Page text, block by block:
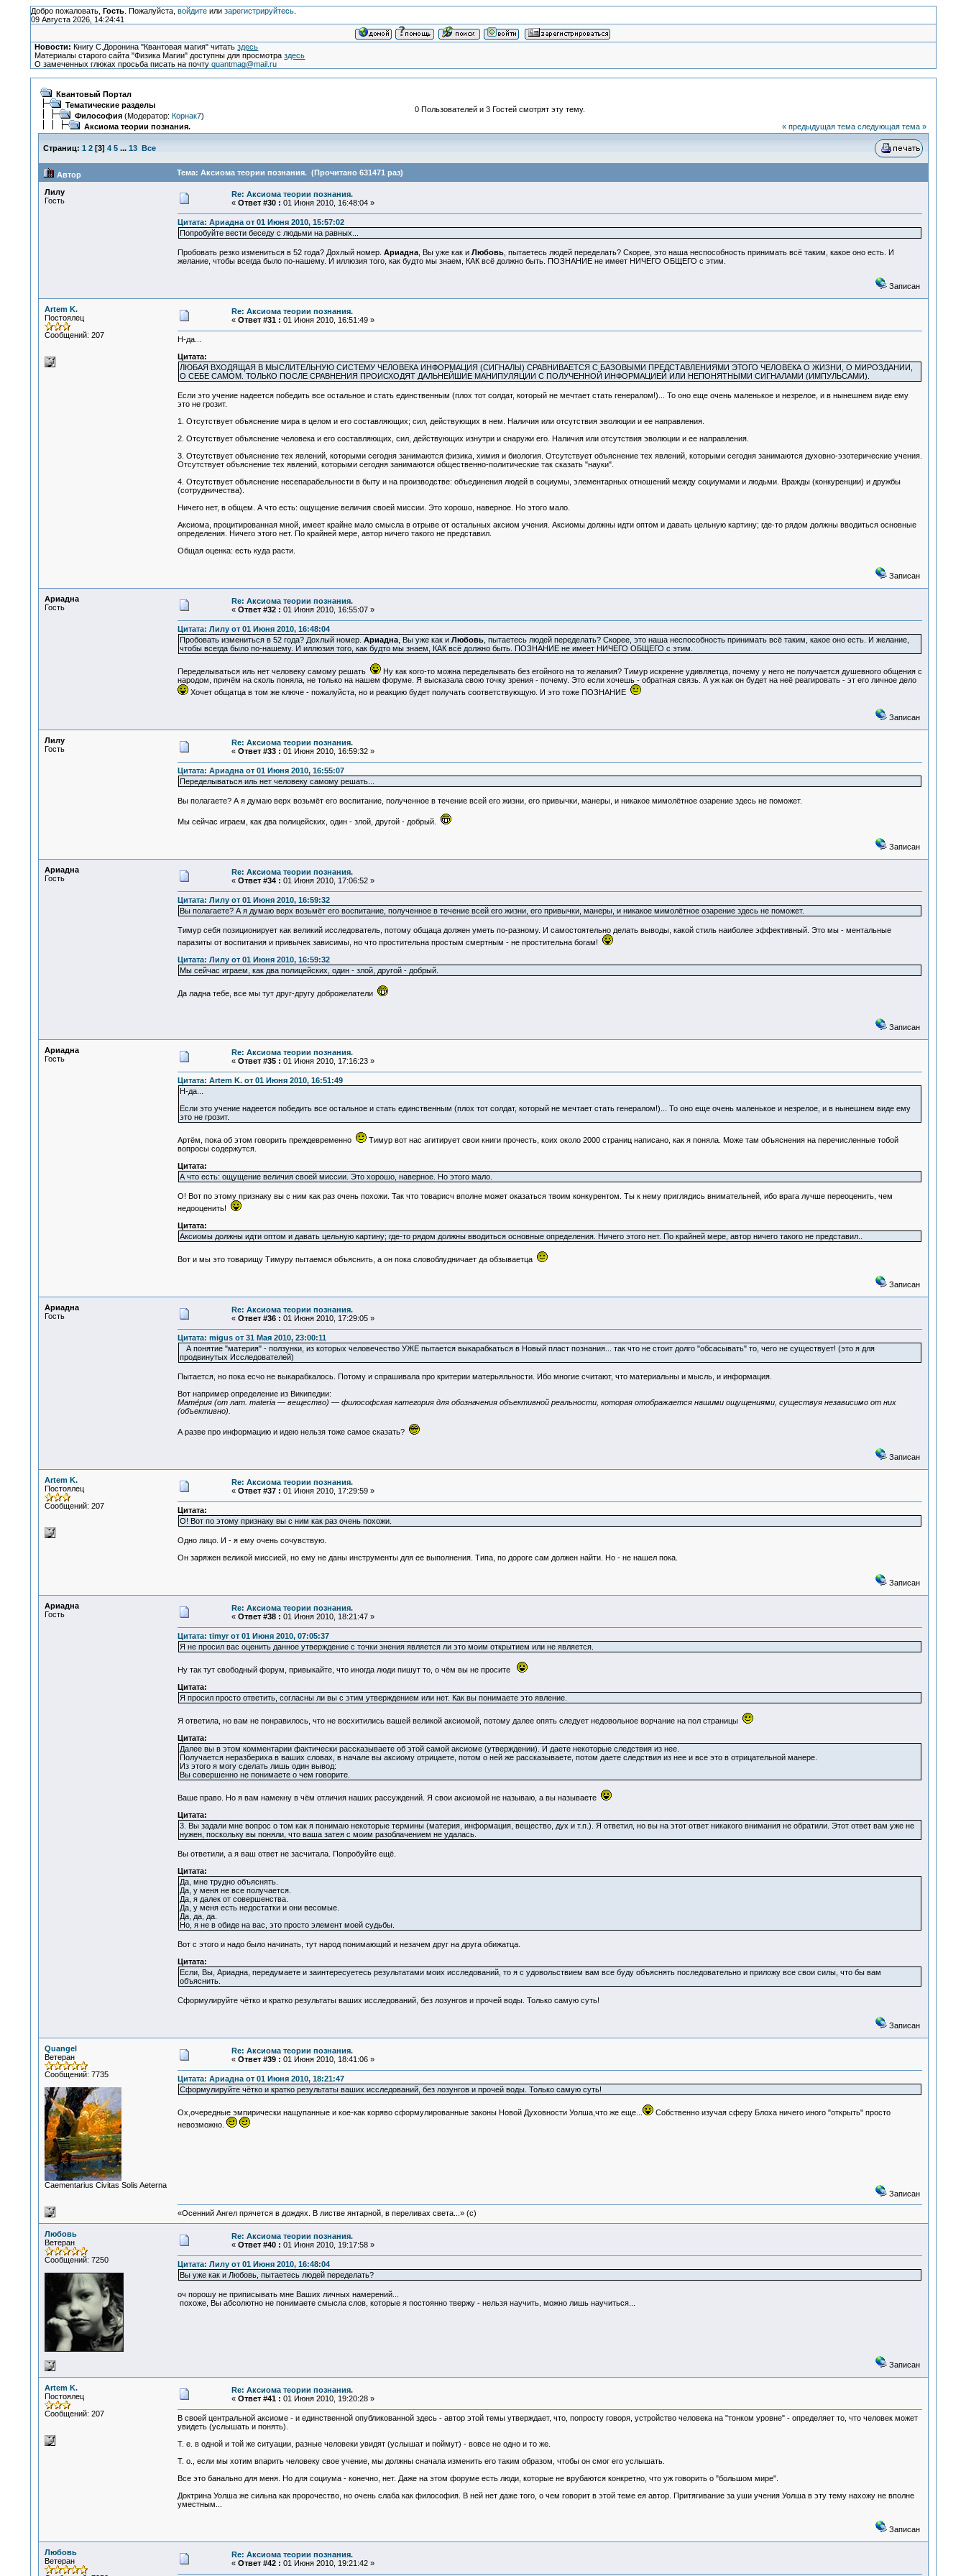
Добро пожаловать, Гость. Пожалуйста, войдитеили зарегистрируйтесь.
09 Августа 2026, 14:24:41
Новости: Книгу С.Доронина "Квантовая магия" читатьздесь
Материалы старого сайта "Физика Магии" доступны для просмотраздесь
О замеченных глюках просьба писать на почтуquantmag@mail.ru
Квантовый Портал
Тематические разделы
Философия(Модератор: Корнак7)
Аксиома теории познания.
0 Пользователей и 3 Гостей смотрят эту тему.
« предыдущая тема следующая тема »
Страниц: 1 2[3] 4 5 ... 13 Все
Автор Тема: Аксиома теории познания. (Прочитано 631471 раз)
Лилу
Гость
Re: Аксиома теории познания.
« Ответ #30 : 01 Июня 2010, 16:48:04 »
Цитата: Ариадна от 01 Июня 2010, 15:57:02
Попробуйте вести беседу с людьми на равных...
Пробовать резко измениться в 52 года? Дохлый номер. Ариадна, Вы уже как и Любовь, пытаетесь людей переделать? Скорее, это наша неспособность принимать всё таким, какое оно есть. И
желание, чтобы всегда было по-нашему. И иллюзия того, как будто мы знаем, КАК всё должно быть. ПОЗНАНИЕ не имеет НИЧЕГО ОБЩЕГО с этим.
Записан
Artem K.
Постоялец
Сообщений: 207
Re: Аксиома теории познания.
« Ответ #31 : 01 Июня 2010, 16:51:49 »
Н-да...
Цитата:
ЛЮБАЯ ВХОДЯЩАЯ В МЫСЛИТЕЛЬНУЮ СИСТЕМУ ЧЕЛОВЕКА ИНФОРМАЦИЯ (СИГНАЛЫ) СРАВНИВАЕТСЯ С БАЗОВЫМИ ПРЕДСТАВЛЕНИЯМИ ЭТОГО ЧЕЛОВЕКА О ЖИЗНИ, О МИРОЗДАНИИ,
О СЕБЕ САМОМ. ТОЛЬКО ПОСЛЕ СРАВНЕНИЯ ПРОИСХОДЯТ ДАЛЬНЕЙШИЕ МАНИПУЛЯЦИИ С ПОЛУЧЕННОЙ ИНФОРМАЦИЕЙ ИЛИ НЕПОНЯТНЫМИ СИГНАЛАМИ (ИМПУЛЬСАМИ).
Если это учение надеется победить все остальное и стать единственным (плох тот солдат, который не мечтает стать генералом!)... То оно еще очень маленькое и незрелое, и в нынешнем виде ему
это не грозит.
1. Отсутствует объяснение мира в целом и его составляющих; сил, действующих в нем. Наличия или отсутствия эволюции и ее направления.
2. Отсутствует объяснение человека и его составляющих, сил, действующих изнутри и снаружи его. Наличия или отсутствия эволюции и ее направления.
3. Отсутствует объяснение тех явлений, которыми сегодня занимаются физика, химия и биология. Отсутствует объяснение тех явлений, которыми сегодня занимаются духовно-эзотерические учения.
Отсутствует объяснение тех явлений, которыми сегодня занимаются общественно-политические так сказать "науки".
4. Отсутствует объяснение несепарабельности в быту и на производстве: объединения людей в социумы, элементарных отношений между социумами и людьми. Вражды (конкуренции) и дружбы
(сотрудничества).
Ничего нет, в общем. А что есть: ощущение величия своей миссии. Это хорошо, наверное. Но этого мало.
Аксиома, процитированная мной, имеет крайне мало смысла в отрыве от остальных аксиом учения. Аксиомы должны идти оптом и давать цельную картину; где-то рядом должны вводиться основные
определения. Ничего этого нет. По крайней мере, автор ничего такого не представил.
Общая оценка: есть куда расти.
Записан
Ариадна
Гость
Re: Аксиома теории познания.
« Ответ #32 : 01 Июня 2010, 16:55:07 »
Цитата: Лилу от 01 Июня 2010, 16:48:04
Пробовать измениться в 52 года? Дохлый номер. Ариадна, Вы уже как и Любовь, пытаетесь людей переделать? Скорее, это наша неспособность принимать всё таким, какое оно есть. И желание,
чтобы всегда было по-нашему. И иллюзия того, как будто мы знаем, КАК всё должно быть. ПОЗНАНИЕ не имеет НИЧЕГО ОБЩЕГО с этим.
Переделываться иль нет человеку самому решать
Ну как кого-то можна переделывать без егойного на то желания? Тимур искренне удивляетца, почему у него не получается душевного общения с
народом, причём на сколь поняла, не только на нашем форуме. Я высказала свою точку зрения - почему. Это если хочешь - обратная связь. А уж как он будет на неё реагировать - эт его личное дело
Хочет общатца в том же ключе - пожалуйста, но и реакцию будет получать соответствующую. И это тоже ПОЗНАНИЕ
Записан
Лилу
Гость
Re: Аксиома теории познания.
« Ответ #33 : 01 Июня 2010, 16:59:32 »
Цитата: Ариадна от 01 Июня 2010, 16:55:07
Переделываться иль нет человеку самому решать...
Вы полагаете? А я думаю верх возьмёт его воспитание, полученное в течение всей его жизни, его привычки, манеры, и никакое мимолётное озарение здесь не поможет.
Мы сейчас играем, как два полицейских, один - злой, другой - добрый.
Записан
Ариадна
Гость
Re: Аксиома теории познания.
« Ответ #34 : 01 Июня 2010, 17:06:52 »
Цитата: Лилу от 01 Июня 2010, 16:59:32
Вы полагаете? А я думаю верх возьмёт его воспитание, полученное в течение всей его жизни, его привычки, манеры, и никакое мимолётное озарение здесь не поможет.
Тимур себя позиционирует как великий исследователь, потому общаца должен уметь по-разному. И самостоятельно делать выводы, какой стиль наиболее эффективный. Это мы - ментальные
паразиты от воспитания и привычек зависимы, но что простительна простым смертным - не простительна богам!
Цитата: Лилу от 01 Июня 2010, 16:59:32
Мы сейчас играем, как два полицейских, один - злой, другой - добрый.
Да ладна тебе, все мы тут друг-другу доброжелатели
Записан
Ариадна
Гость
Re: Аксиома теории познания.
« Ответ #35 : 01 Июня 2010, 17:16:23 »
Цитата: Artem K. от 01 Июня 2010, 16:51:49
Н-да...
Если это учение надеется победить все остальное и стать единственным (плох тот солдат, который не мечтает стать генералом!)... То оно еще очень маленькое и незрелое, и в нынешнем виде ему
это не грозит.
Артём, пока об этом говорить преждевременно
Тимур вот нас агитирует свои книги прочесть, коих около 2000 страниц написано, как я поняла. Може там объяснения на перечисленные тобой
вопросы содержутся.
Цитата:
А что есть: ощущение величия своей миссии. Это хорошо, наверное. Но этого мало.
О! Вот по этому признаку вы с ним как раз очень похожи. Так что товарисч вполне может оказаться твоим конкурентом. Ты к нему приглядись внимательней, ибо врага лучше переоценить, чем
недооценить!
Цитата:
Аксиомы должны идти оптом и давать цельную картину; где-то рядом должны вводиться основные определения. Ничего этого нет. По крайней мере, автор ничего такого не представил..
Вот и мы это товарищу Тимуру пытаемся объяснить, а он пока словоблудничает да обзываетца
Записан
Ариадна
Гость
Re: Аксиома теории познания.
« Ответ #36 : 01 Июня 2010, 17:29:05 »
Цитата: migus от 31 Мая 2010, 23:00:11
А понятие "материя" - ползунки, из которых человечество УЖЕ пытается выкарабкаться в Новый пласт познания... так что не стоит долго "обсасывать" то, чего не существует! (это я для
продвинутых Исследователей)
Пытается, но пока есчо не выкарабкалось. Потому и спрашивала про критерии матерьяльности. Ибо многие считают, что материальны и мысль, и информация.
Вот например определение из Википедии:
Мате́рия (от лат. materia — вещество) — философская категория для обозначения объективной реальности, которая отображается нашими ощущениями, существуя независимо от них
(объективно).
А разве про информацию и идею нельзя тоже самое сказать?
Записан
Artem K.
Постоялец
Сообщений: 207
Re: Аксиома теории познания.
« Ответ #37 : 01 Июня 2010, 17:29:59 »
Цитата:
О! Вот по этому признаку вы с ним как раз очень похожи.
Одно лицо. И - я ему очень сочувствую.
Он заряжен великой миссией, но ему не даны инструменты для ее выполнения. Типа, по дороге сам должен найти. Но - не нашел пока.
Записан
Ариадна
Гость
Re: Аксиома теории познания.
« Ответ #38 : 01 Июня 2010, 18:21:47 »
Цитата: timyr от 01 Июня 2010, 07:05:37
Я не просил вас оценить данное утверждение с точки знения является ли это моим открытием или не является.
Ну так тут свободный форум, привыкайте, что иногда люди пишут то, о чём вы не просите
Цитата:
Я просил просто ответить, согласны ли вы с этим утверждением или нет. Как вы понимаете это явление.
Я ответила, но вам не понравилось, что не восхитились вашей великой аксиомой, потому далее опять следует недовольное ворчание на пол страницы
Цитата:
Далее вы в этом комментарии фактически рассказываете об этой самой аксиоме (утверждении). И даете некоторые следствия из нее.
Получается неразбериха в ваших словах, в начале вы аксиому отрицаете, потом о ней же рассказываете, потом даете следствия из нее и все это в отрицательной манере.
Из этого я могу сделать лишь один вывод:
Вы совершенно не понимаете о чем говорите.
Ваше право. Но я вам намекну в чём отличия наших рассуждений. Я свои аксиомой не называю, а вы называете
Цитата:
3. Вы задали мне вопрос о том как я понимаю некоторые термины (материя, информация, вещество, дух и т.п.). Я ответил, но вы на этот ответ никакого внимания не обратили. Этот ответ вам уже не
нужен, поскольку вы поняли, что ваша затея с моим разоблачением не удалась.
Вы ответили, а я ваш ответ не засчитала. Попробуйте ещё.
Цитата:
Да, мне трудно объяснять.
Да, у меня не все получается.
Да, я далек от совершенства.
Да, у меня есть недостатки и они весомые.
Да, да, да.
Но, я не в обиде на вас, это просто элемент моей судьбы.
Вот с этого и надо было начинать, тут народ понимающий и незачем друг на друга обижатца.
Цитата:
Если, Вы, Ариадна, передумаете и заинтересуетесь результатами моих исследований, то я с удовольствием вам все буду объяснять последовательно и приложу все свои силы, что бы вам
объяснить.
Сформулируйте чётко и кратко результаты ваших исследований, без лозунгов и прочей воды. Только самую суть!
Записан
Quangel
Ветеран
Сообщений: 7735
Сaementarius Civitas Solis Aeterna
Re: Аксиома теории познания.
« Ответ #39 : 01 Июня 2010, 18:41:06 »
Цитата: Ариадна от 01 Июня 2010, 18:21:47
Сформулируйте чётко и кратко результаты ваших исследований, без лозунгов и прочей воды. Только самую суть!
Ох,очередные эмпирически нащупанные и кое-как коряво сформулированные законы Новой Духовности Уолша,что же еще...
Собственно изучая сферу Блоха ничего иного "открыть" просто
невозможно.
Записан
«Осенний Ангел прячется в дождях. В листве янтарной, в переливах света...» (c)
Любовь
Ветеран
Сообщений: 7250
Re: Аксиома теории познания.
« Ответ #40 : 01 Июня 2010, 19:17:58 »
Цитата: Лилу от 01 Июня 2010, 16:48:04
Вы уже как и Любовь, пытаетесь людей переделать?
оч порошу не приписывать мне Ваших личных намерений...
похоже, Вы абсолютно не понимаете смысла слов, которые я постоянно твержу - нельзя научить, можно лишь научиться...
Записан
Artem K.
Постоялец
Сообщений: 207
Re: Аксиома теории познания.
« Ответ #41 : 01 Июня 2010, 19:20:28 »
В своей центральной аксиоме - и единственной опубликованной здесь - автор этой темы утверждает, что, попросту говоря, устройство человека на "тонком уровне" - определяет то, что человек может
увидеть (услышать и понять).
Т. е. в одной и той же ситуации, разные человеки увидят (услышат и поймут) - вовсе не одно и то же.
Т. о., если мы хотим впарить человеку свое учение, мы должны сначала изменить его таким образом, чтобы он смог его услышать.
Все это банально для меня. Но для социума - конечно, нет. Даже на этом форуме есть люди, которые не врубаются конкретно, что уж говорить о "большом мире".
Доктрина Уолша же сильна как пророчество, но очень слаба как философия. В ней нет даже того, о чем говорит в этой теме ея автор. Притягивание за уши учения Уолша в эту тему нахожу не вполне
уместным...
Записан
Любовь
Ветеран
Re: Аксиома теории познания.
« Ответ #42 : 01 Июня 2010, 19:21:42 »